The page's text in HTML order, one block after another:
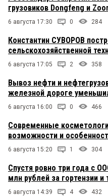
грузовиков Dongfeng и
6 августа 17:30 0 284
Константин СУВОРОВ
сельскохозяйственной
6 августа 17:05 2 358
Вывоз нефти и
железной дороге
6 августа 16:00 0 466
Современные
возможности и
6 августа 15:20 1 304
Спустя ровно три года с
млн рублей за гортензии и
6 августа 14:39 4 432